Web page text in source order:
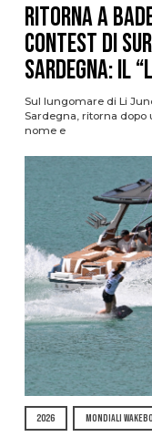
Ritorna a
contest di
Sardegna: il
Sul lungomare di Li
Sardegna, ritorna dopo
nome e
2026 MONDIALI